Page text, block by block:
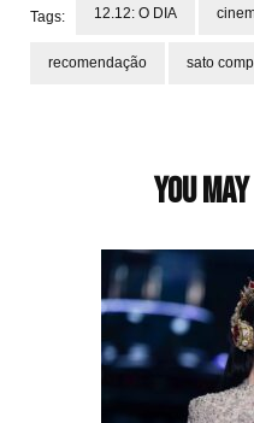
Tags: 12.12: O DIA
recomendação sato
You